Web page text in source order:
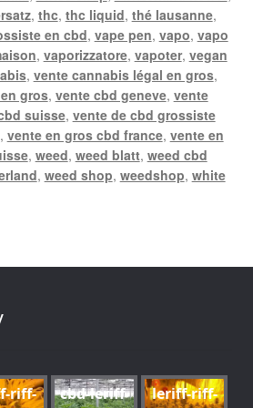
, thc, thc liquid, thé lausanne,
en cbd, vape pen, vapo, vapo
, vaporizzatore, vapoter, vegan
, vente cannabis légal en gros,
gros, vente cbd geneve, vente
suisse, vente de cbd grossiste
, vente en gros cbd france, vente en
, weed, weed blatt, weed cbd
, weed shop, weedshop, white
riff-
cbd-leriff-
leriff-riff-